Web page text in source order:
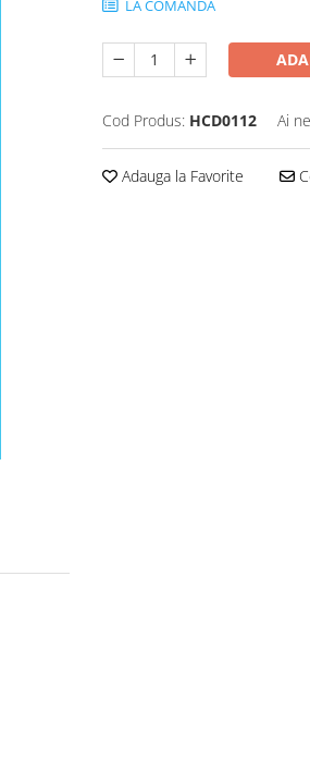
LA COMANDA
Cod Produs: HCD0112 Ai
Adauga la Favorite